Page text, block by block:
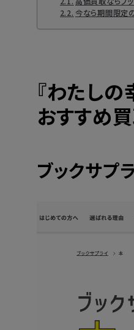
今なら期間限定
『わたし
おすすめ
ブックサプ